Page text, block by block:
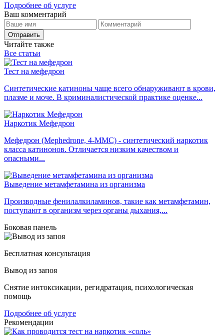
Подробнее об услуге
Ваш комментарий
Отправить
Читайте также
Все статьи
Тест на мефедрон
Синтетические катиноны чаще всего обнаруживают в крови,
плазме и моче. В криминалистической практике оценке...
Наркотик Мефедрон
Мефедрон (Mephedrone, 4-MMC) - синтетический наркотик
класса катинонов. Отличается низким качеством и
опасными...
Выведение метамфетамина из организма
Производные фенилалкиламинов, такие как метамфетамин,
поступают в организм через органы дыхания,...
Боковая панель
Бесплатная консультация
Вывод из запоя
Снятие интоксикации, регидратация, психологическая
помощь
Подробнее об услуге
Рекомендации